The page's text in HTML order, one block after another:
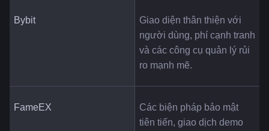
Bybit
Giao diện thân thiện với
người dùng, phí cạnh tranh
và các công cụ quản lý rủi
ro mạnh mẽ.
FameEX
Các biện pháp bảo mật
tiên tiến, giao dịch demo